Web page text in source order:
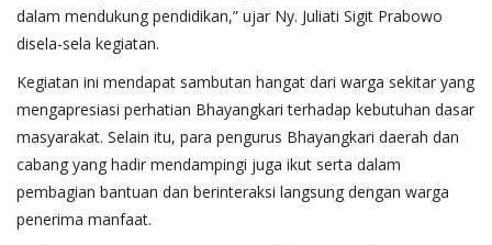
dalam mendukung pendidikan,” ujar Ny. Juliati Sigit Prabowo
disela-sela kegiatan.
Kegiatan ini mendapat sambutan hangat dari warga sekitar yang
mengapresiasi perhatian Bhayangkari terhadap kebutuhan dasar
masyarakat. Selain itu, para pengurus Bhayangkari daerah dan
cabang yang hadir mendampingi juga ikut serta dalam
pembagian bantuan dan berinteraksi langsung dengan warga
penerima manfaat.